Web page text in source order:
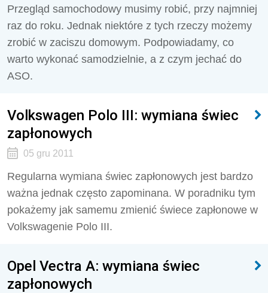
Przegląd samochodowy musimy robić, przy najmniej
raz do roku. Jednak niektóre z tych rzeczy możemy
zrobić w zaciszu domowym. Podpowiadamy, co
warto wykonać samodzielnie, a z czym jechać do
ASO.
Volkswagen Polo III: wymiana świec
zapłonowych
05 gru 2011
Regularna wymiana świec zapłonowych jest bardzo
ważna jednak często zapominana. W poradniku tym
pokażemy jak samemu zmienić świece zapłonowe w
Volkswagenie Polo III.
Opel Vectra A: wymiana świec
zapłonowych